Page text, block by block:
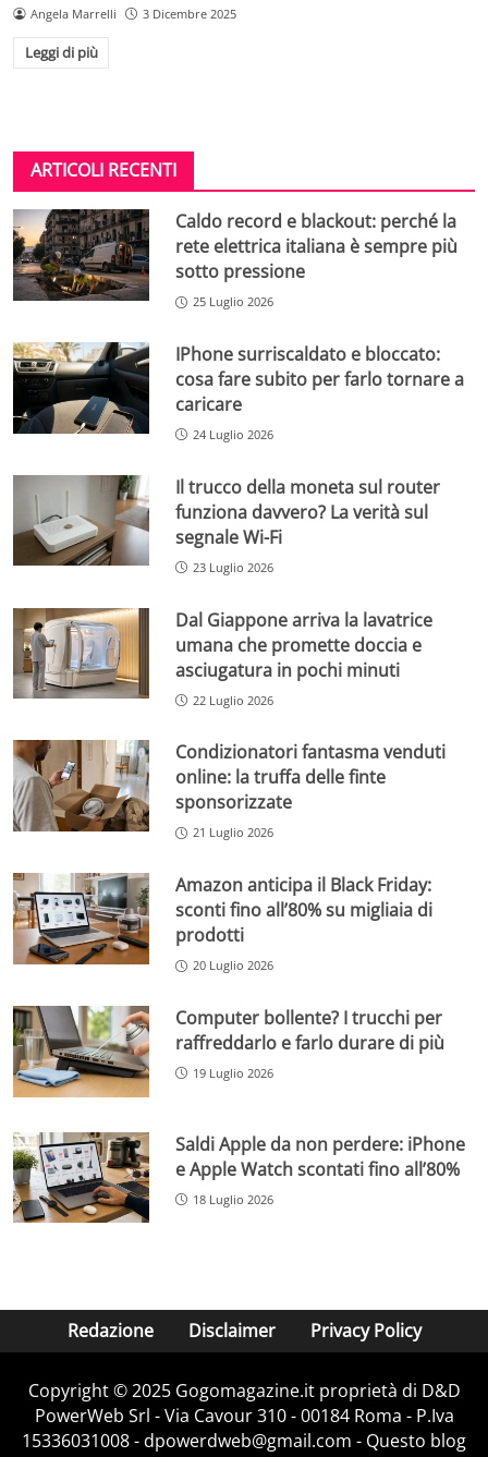
Angela Marrelli 3 Dicembre 2025
Leggi di più
ARTICOLI RECENTI
Caldo record e blackout: perché la
rete elettrica italiana è sempre più
sotto pressione
25 Luglio 2026
IPhone surriscaldato e bloccato:
cosa fare subito per farlo tornare a
caricare
24 Luglio 2026
Il trucco della moneta sul router
funziona davvero? La verità sul
segnale Wi-Fi
23 Luglio 2026
Dal Giappone arriva la lavatrice
umana che promette doccia e
asciugatura in pochi minuti
22 Luglio 2026
Condizionatori fantasma venduti
online: la truffa delle finte
sponsorizzate
21 Luglio 2026
Amazon anticipa il Black Friday:
sconti fino all’80% su migliaia di
prodotti
20 Luglio 2026
Computer bollente? I trucchi per
raffreddarlo e farlo durare di più
19 Luglio 2026
Saldi Apple da non perdere: iPhone
e Apple Watch scontati fino all’80%
18 Luglio 2026
Redazione Disclaimer Privacy Policy
Copyright © 2025 Gogomagazine.it proprietà di D&D
PowerWeb Srl - Via Cavour 310 - 00184 Roma - P.Iva
15336031008 - dpowerdweb@gmail.com - Questo blog